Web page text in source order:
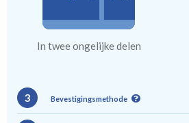
In twee ongelijke delen
3 Bevestigingsmethode